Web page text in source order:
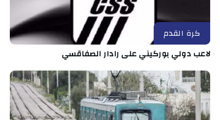
كرة القدم
لاعب دولي بوركيني على رادار الصفاقسي